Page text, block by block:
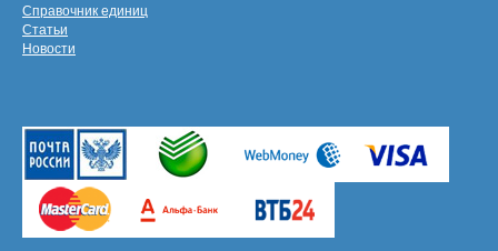
Справочник единиц
Статьи
Новости